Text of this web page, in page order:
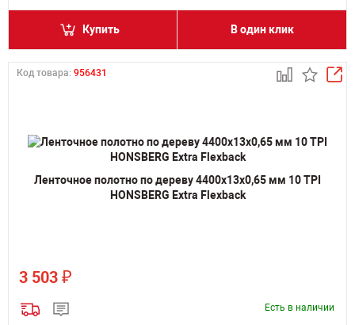
Купить В один клик
Код товара: 956431
Ленточное полотно по дереву 4400х13х0,65 мм 10 TPI
HONSBERG Extra Flexback
3 503 ₽
Есть в наличии